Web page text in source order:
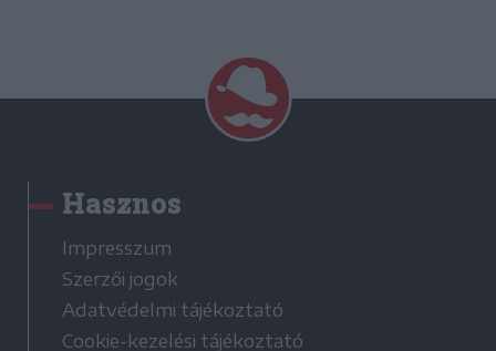
Hasznos
Impresszum
Szerzői jogok
Adatvédelmi tájékoztató
Cookie-kezelési tájékoztató